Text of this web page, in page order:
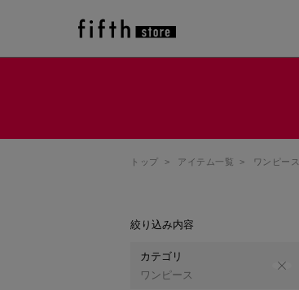
トップ > アイテム一覧 > ワンピース
絞り込み内容
カテゴリ
ワンピース